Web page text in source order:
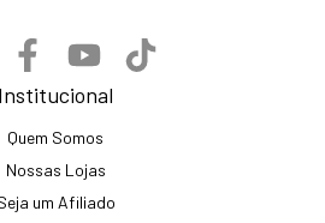
Institucional
Quem Somos
Nossas Lojas
um Afiliado